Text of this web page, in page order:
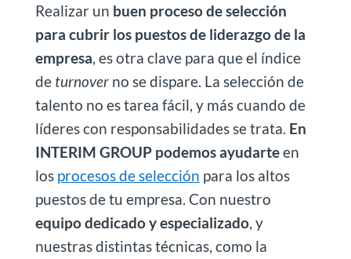
Realizar un buen proceso de selección
para cubrir los puestos de liderazgo de la
empresa, es otra clave para que el índice
de turnoverno se dispare. La selección de
talento no es tarea fácil, y más cuando de
líderes con responsabilidades se trata. En
INTERIM GROUP podemos ayudarteen
los procesos de selección para los altos
puestos de tu empresa. Con nuestro
equipo dedicado y especializado, y
nuestras distintas técnicas, como la